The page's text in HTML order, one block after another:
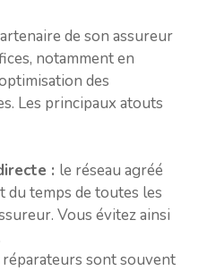
de son assureur
notamment en
des
Les principaux atouts
: le réseau agréé
du temps de toutes les
Vous évitez ainsi
réparateurs sont souvent